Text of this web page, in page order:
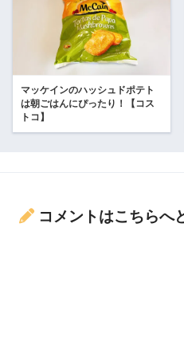
マッケインのハッシュドポテト
は朝ごはんにぴったり！【コス
トコ】
コメントはこちらへ